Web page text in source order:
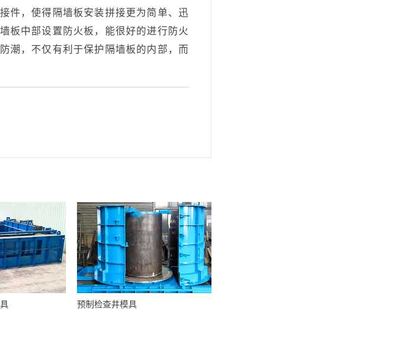
件，使得隔墙板安装拼接更为简单、迅
板中部设置防火板，能很好的进行防火
潮，不仅有利于保护隔墙板的内部，而
预制检查井模具